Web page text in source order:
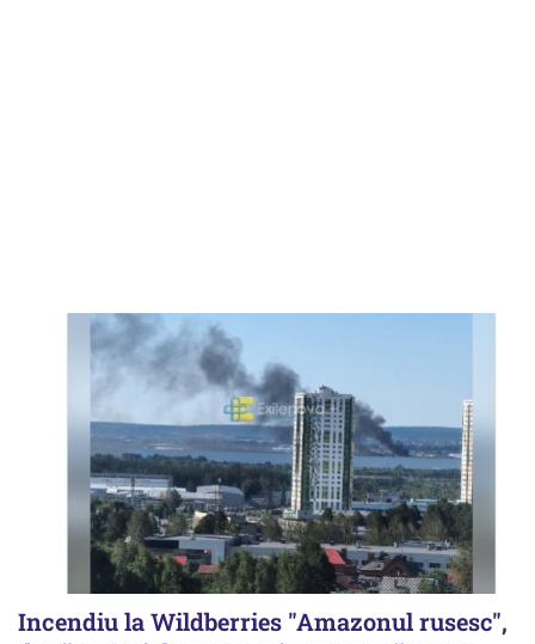
Incendiu la Wildberries "Amazonul rusesc",